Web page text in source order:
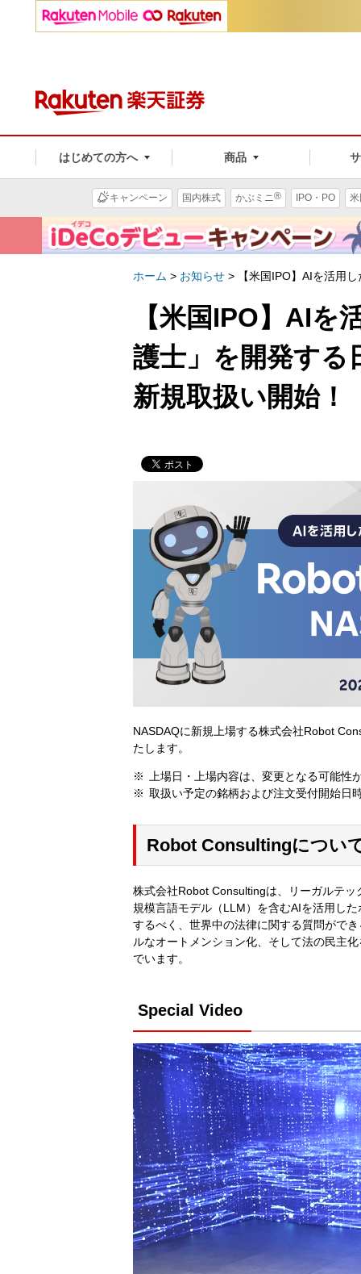
はじめての方へ 商品
キャンペーン 国内株式 かぶミニ® IPO・PO
ホーム > お知らせ > 【米国IPO】AIを活用
【米国IPO】AIを
護士」を開発す
新規取扱い開始！
NASDAQに新規上場する株式会社Robot
たします。
上場日・上場内容は、変更となる可能性
取扱い予定の銘柄および注文受付開始日
Robot Consultingについ
株式会社Robot Consultingは、リーガルテ
規模言語モデル（LLM）を含むAIを活用し
するべく、世界中の法律に関する質問がで
ルなオートメンション化、そして法の民主
でいます。
Special Video